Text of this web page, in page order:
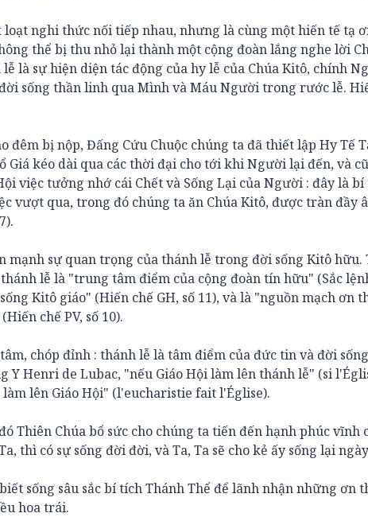
nghi thức nối tiếp nhau, nhưng là cùng một hiến tế tạ
thể bị thu nhỏ lại thành một cộng đoàn lắng nghe lời
là sự hiện diện tác động của hy lễ của Chúa Kitô, chính
sống thần linh qua Mình và Máu Người trong rước lễ.
đêm bị nộp, Đấng Cứu Chuộc chúng ta đã thiết lập Hy Tế
Giá kéo dài qua các thời đại cho tới khi Người lại đến, và
việc tưởng nhớ cái Chết và Sống Lại của Người : đây là
vượt qua, trong đó chúng ta ăn Chúa Kitô, được tràn đầy
mạnh sự quan trọng của thánh lễ trong đời sống Kitô hữu.
lễ là "trung tâm điểm của cộng đoàn tín hữu" (Sắc
Kitô giáo" (Hiến chế GH, số 11), và là "nguồn mạch ơn
chế PV, số 10).
chóp đỉnh : thánh lễ là tâm điểm của đức tin và đời
Y Henri de Lubac, "nếu Giáo Hội làm lên thánh lễ" (si
lên Giáo Hội" (l'eucharistie fait l'Église).
Thiên Chúa bổ sức cho chúng ta tiến đến hạnh phúc vĩnh
thì có sự sống đời đời, và Ta, Ta sẽ cho kẻ ấy sống lại
sống sâu sắc bí tích Thánh Thể để lãnh nhận những ơn
hoa trái.